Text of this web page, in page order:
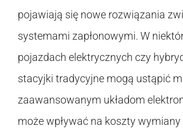
pojawiają się nowe rozwiązania
systemami zapłonowymi. W
pojazdach elektrycznych czy
stacyjki tradycyjne mogą ustąpić
zaawansowanym układom
może wpływać na koszty